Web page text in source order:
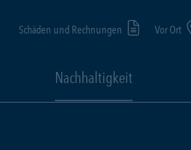
Schäden und Rechnungen Vor Ort
Nachhaltigkeit